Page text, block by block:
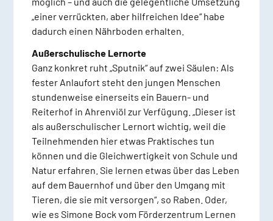
„einer verrückten, aber hilfreichen Idee“ habe
dadurch einen Nährboden erhalten.
Außerschulische Lernorte
Ganz konkret ruht „Sputnik“ auf zwei Säulen: Als
fester Anlaufort steht den jungen Menschen
stundenweise einerseits ein Bauern- und
Reiterhof in Ahrenviöl zur Verfügung. „Dieser ist
als außerschulischer Lernort wichtig, weil die
Teilnehmenden hier etwas Praktisches tun
können und die Gleichwertigkeit von Schule und
Natur erfahren. Sie lernen etwas über das Leben
auf dem Bauernhof und über den Umgang mit
Tieren, die sie mit versorgen“, so Raben. Oder,
wie es Simone Bock vom Förderzentrum Lernen